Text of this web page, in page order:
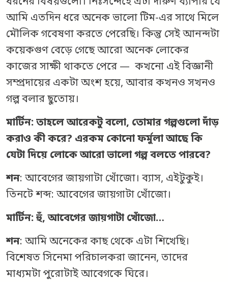
আমি এতদিন ধরে অনেক ভালো টিম-এর সাথে মিলে
মৌলিক গবেষণা করতে পেরেছি। কিন্তু সেই আনন্দটা
কয়েকগুণ বেড়ে গেছে আরো অনেক লোকের
কাজের সাক্ষী থাকতে পেরে — কখনো এই বিজ্ঞানী
সম্প্রদায়ের একটা অংশ হয়ে, আবার কখনও সখনও
গল্প বলার ছুতোয়।
মার্টিন: তাহলে আরেকটু বলো, তোমার গল্পগুলো দাঁড়
করাও কী করে? এরকম কোনো ফর্মুলা আছে কি
যেটা দিয়ে লোকে আরো ভালো গল্প বলতে পারবে?
শন: আবেগের জায়গাটা খোঁজো। ব্যাস, এইটুকুই।
তিনটে শব্দ: আবেগের জায়গাটা খোঁজো।
মার্টিন: হুঁ, আবেগের জায়গাটা খোঁজো…
শন: আমি অনেকের কাছ থেকে এটা শিখেছি।
বিশেষত সিনেমা পরিচালকরা জানেন, তাদের
মাধ্যমটা পুরোটাই আবেগকে ঘিরে।